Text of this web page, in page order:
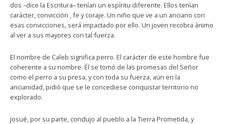
dos –dice la Escritura– tenían un espíritu diferente. Ellos tenían
carácter, convicción , fe y coraje. Un niño que ve a un anciano con
esas convicciones, será impactado por ello. Un joven recobra ánimo
al ver a sus mayores con tal fuerza.
El nombre de Caleb significa perro. El carácter de este hombre fue
coherente a su nombre. Él se tomó de las promesas del Señor
como el perro a su presa, y con toda su fuerza, aún en la
ancianidad, pidió que se le concediese conquistar territorio no
explorado.
Josué, por su parte, condujo al pueblo a la Tierra Prometida, y